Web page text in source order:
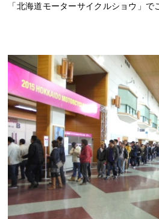
「北海道モーターサイクルショウ」で